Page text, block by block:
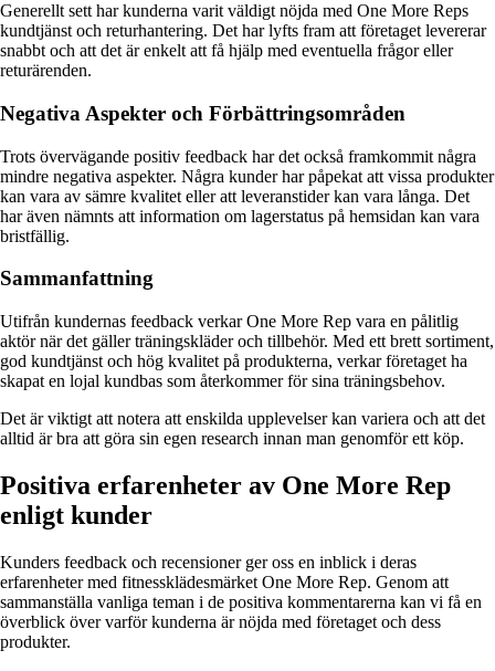
Generellt sett har kunderna varit väldigt nöjda med One More Reps
kundtjänst och returhantering. Det har lyfts fram att företaget levererar
snabbt och att det är enkelt att få hjälp med eventuella frågor eller
returärenden.
Negativa Aspekter och Förbättringsområden
Trots övervägande positiv feedback har det också framkommit några
mindre negativa aspekter. Några kunder har påpekat att vissa produkter
kan vara av sämre kvalitet eller att leveranstider kan vara långa. Det
har även nämnts att information om lagerstatus på hemsidan kan vara
bristfällig.
Sammanfattning
Utifrån kundernas feedback verkar One More Rep vara en pålitlig
aktör när det gäller träningskläder och tillbehör. Med ett brett sortiment,
god kundtjänst och hög kvalitet på produkterna, verkar företaget ha
skapat en lojal kundbas som återkommer för sina träningsbehov.
Det är viktigt att notera att enskilda upplevelser kan variera och att det
alltid är bra att göra sin egen research innan man genomför ett köp.
Positiva erfarenheter av One More Rep
enligt kunder
Kunders feedback och recensioner ger oss en inblick i deras
erfarenheter med fitnessklädesmärket One More Rep. Genom att
sammanställa vanliga teman i de positiva kommentarerna kan vi få en
överblick över varför kunderna är nöjda med företaget och dess
produkter.